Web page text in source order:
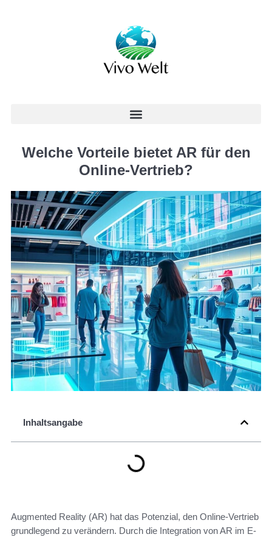
Welche Vorteile bietet AR für den
Online-Vertrieb?
Inhaltsangabe
Augmented Reality (AR) hat das Potenzial, den Online-Vertrieb
grundlegend zu verändern. Durch die Integration von AR im E-